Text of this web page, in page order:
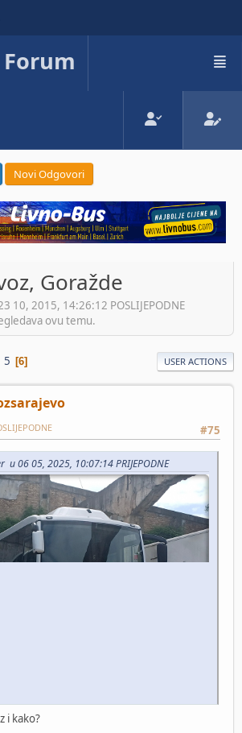
Novi Odgovori
Goražde
10, 2015, 14:26:12 POSLIJEPODNE
ovu temu.
5 6 USER ACTIONS
#75
u 06 05, 2025, 10:07:14 PRIJEPODNE
i kako?